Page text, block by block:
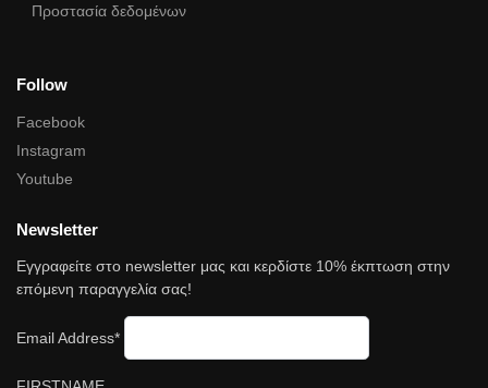
Προστασία δεδομένων
Follow
Facebook
Instagram
Youtube
Newsletter
Εγγραφείτε στο newsletter μας και κερδίστε 10% έκπτωση στην
επόμενη παραγγελία σας!
Email Address*